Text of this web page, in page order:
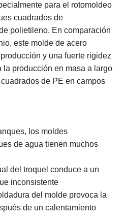
para el rotomoldeo
cuadrados de
polietileno. En comparación
este molde de acero
y una fuerte rigidez
la producción en masa a largo
de PE en campos
los moldes
de agua tienen muchos
del troquel conduce a un
inconsistente
del molde provoca la
de un calentamiento